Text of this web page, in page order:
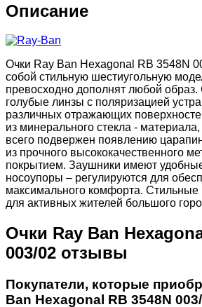
Описание
Очки Ray Ban Hexagonal RB 3548N
собой стильную шестиугольную
превосходно дополнят любой
голубые линзы с поляризацией
различных отражающих
из минерального стекла -
всего подвержен появлению
из прочного высококачественного
покрытием. Заушники имеют
носоупоры – регулируются для
максимального комфорта.
для активных жителей большого
Очки Ray Ban
003/02 отзывы
Покупатели, которые
Ban Hexagonal RB 3548N